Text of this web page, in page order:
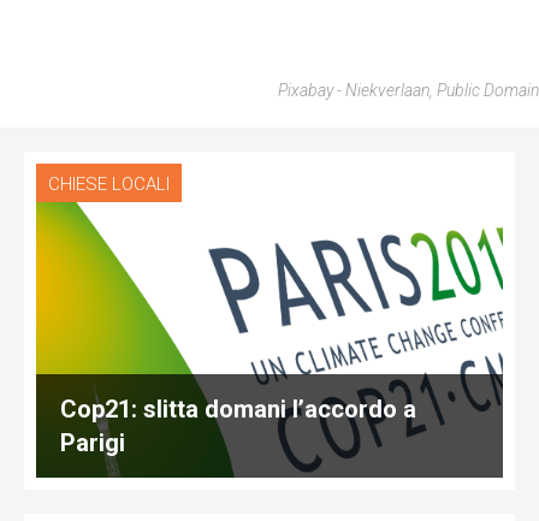
Pixabay - Niekverlaan, Public Domain
CHIESE LOCALI
Cop21: slitta domani l’accordo a
Parigi